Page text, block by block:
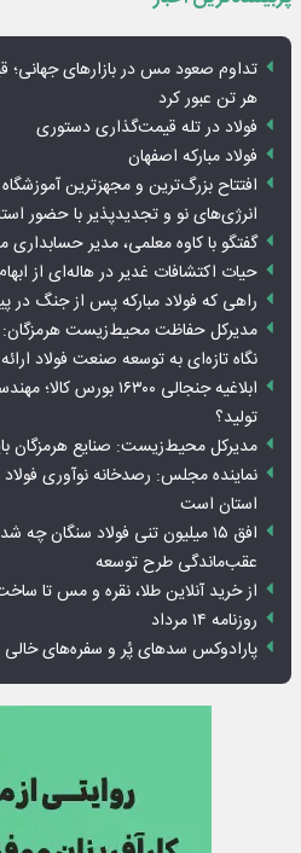
هر تن عبور کرد
فولاد در تله قیمت‌گذاری دستوری
فولاد مبارکه اصفهان
افتتاح بزرگ‌ترین و مجهزترین
انرژی‌های نو و تجدیدپذیر با حضور
گفتگو با کاوه معلمی، مدیر حسابداری
حیات اکتشافات غدیر در هاله‌ای از
راهی که فولاد مبارکه پس از جنگ
مدیرکل حفاظت محیط‌زیست هرمزگان:
نگاه تازه‌ای به توسعه صنعت فولاد
ابلاغیه جنجالی
تولید؟
مدیرکل محیط‌زیست: صنایع هرمزگان
نماینده مجلس: رصدخانه نوآوری
استان است
عقب‌ماندگی طرح توسعه
از خرید آنلاین طلا، نقره و مس تا
روزنامه ۱۴ مرداد
پارادوکس سدهای پُر و سفره‌های خالی